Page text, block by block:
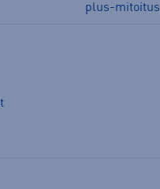
plus-mitoitus